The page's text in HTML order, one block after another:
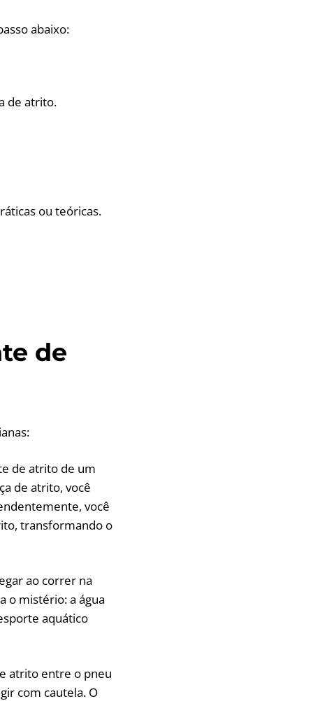
abaixo:
de atrito.
ou teóricas.
de
de atrito de um
de atrito, você
você
transformando o
ao correr na
o mistério: a água
aquático
atrito entre o pneu
com cautela. O